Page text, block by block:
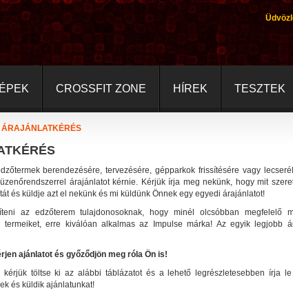
CROSSFIT ZONE HÍREK TESZTEK
ÁRAJÁNLATKÉRÉS
berendezésére, tervezésére, gépparkok frissítésére vagy
árajánlatot kérnie. Kérjük írja meg nekünk, hogy mit
és küldje azt el nekünk és mi küldünk Önnek egy egyedi árajánlatot!
az edzőterem tulajdonosoknak, hogy minél olcsóbban megfelelő
termeiket, erre kiválóan alkalmas az Impulse márka! Az egyik legjobb
ajánlatot és győződjön meg róla Ön is!
kérjük töltse ki az alábbi táblázatot és a lehető legrészletesebben írja
és küldik ajánlatunkat!